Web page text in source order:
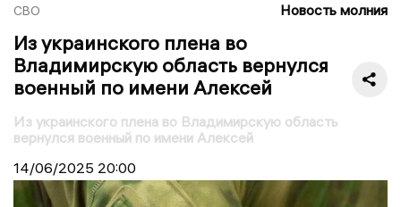
СВО Новость молния
Из украинского плена во
Владимирскую область вернулся
военный по имени Алексей
Из украинского плена во Владимирскую область
вернулся военный по имени Алексей
14/06/2025 20:00